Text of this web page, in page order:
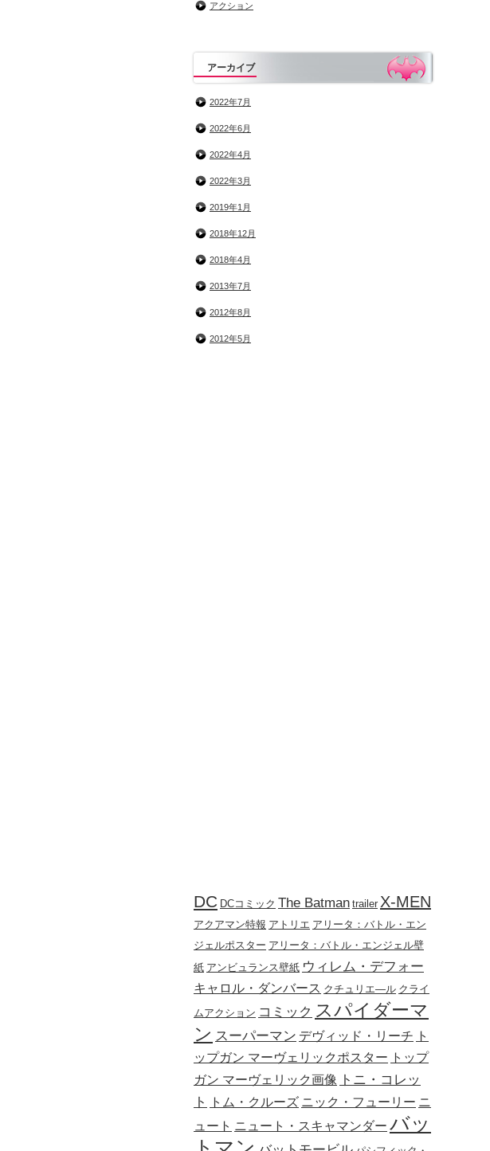
アクション
アーカイブ
2022年7月
2022年6月
2022年4月
2022年3月
2019年1月
2018年12月
2018年4月
2013年7月
2012年8月
2012年5月
DC DCコミック The Batman trailer X-MEN
アクアマン特報 アトリエ アリータ：バトル・エン
ジェルポスター アリータ：バトル・エンジェル壁
紙 アンビュランス壁紙 ウィレム・デフォー
キャロル・ダンバース クチュリエ―ル クライ
ムアクション コミック スパイダーマ
ン スーパーマン デヴィッド・リーチ ト
ップガン マーヴェリックポスター トップ
ガン マーヴェリック画像 トニ・コレッ
ト
トム・クルーズ ニック・フューリー ニ
ュート ニュート・スキャマンダー バッ